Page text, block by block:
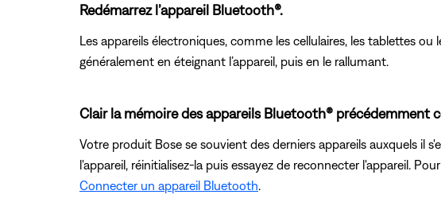
Redémarrez l’appareil Bluetooth®.
Les appareils électroniques, comme les cellulaires, les tablettes
généralement en éteignant l’appareil, puis en le rallumant.
Clair la mémoire des appareils Bluetooth® précédemment
Votre produit Bose se souvient des derniers appareils auxquels il
l'appareil, réinitialisez-la puis essayez de reconnecter l'appareil.
Connecter un appareil Bluetooth